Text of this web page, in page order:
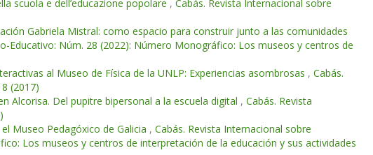
scuola e dell’educazione popolare , Cabás. Revista Internacional sobre
Gabriela Mistral: como espacio para construir junto a las comunidades
Educativo: Núm. 28 (2022): Número Monográfico: Los museos y centros de
al Museo de Física de la UNLP: Experiencias asombrosas , Cabás.
(2017)
Alcorisa. Del pupitre bipersonal a la escuela digital , Cabás. Revista
Museo Pedagóxico de Galicia , Cabás. Revista Internacional sobre
Los museos y centros de interpretación de la educación y sus actividades